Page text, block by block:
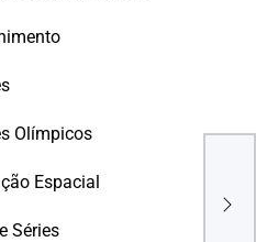
de
Olímpicos
Espacial
Séries